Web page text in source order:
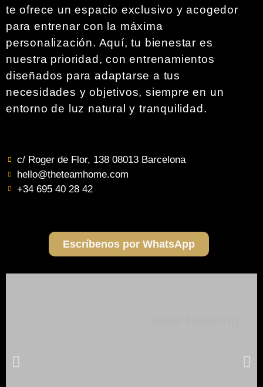
te ofrece un espacio exclusivo y acogedor
para entrenar con la máxima
personalización. Aquí, tu bienestar es
nuestra prioridad, con entrenamientos
diseñados para adaptarse a tus
necesidades y objetivos, siempre en un
entorno de luz natural y tranquilidad.
c/ Roger de Flor, 138 08013 Barcelona
hello@theteamhome.com
+34 695 40 28 42
Escríbenos por WhatsApp